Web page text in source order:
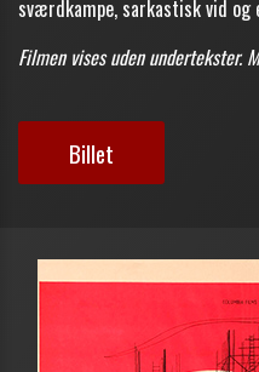
sværdkampe, sarkastisk vid og
Filmen vises uden undertekster.
Billet